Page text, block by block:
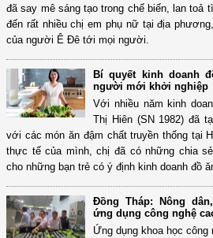
đã say mê sáng tạo trong chế biến, lan toả
đến rất nhiều chị em phụ nữ tại địa
của người Ê Đê tới mọi người.
Bí quyết kinh doanh
người mới khởi nghiệp
Với nhiều năm kinh
Thị Hiên (SN 1982) đã
với các món ăn đậm chất truyền thống tại
thực tế của mình, chị đã có những chia
cho những bạn trẻ có ý định kinh doanh đồ
Đồng Tháp: Nông
ứng dụng công nghệ
Ứng dụng khoa học công